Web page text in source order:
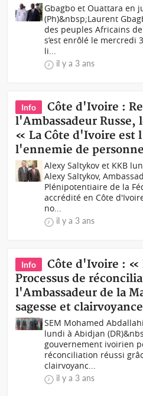
Gbagbo et Ouattara en
(Ph)&nbsp;Laurent
des peuples Africains de
s’est enrôlé le mercredi
li...
il y a 3 ans
Info
Côte d'Ivoire :
l'Ambassadeur Russe,
« La Côte d'Ivoire est
l'ennemie de
Alexy Saltykov et KKB
Alexy Saltykov,
Plénipotentiaire de la
accrédité en Côte
no...
il y a 3 ans
Info
Côte d'Ivoire : «
Processus de
l'Ambassadeur de la
sagesse et
SEM Mohamed
lundi à Abidjan
gouvernement ivoirien
réconciliation réussi
clairvoyanc...
il y a 3 ans